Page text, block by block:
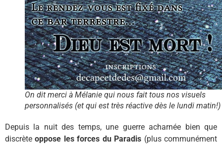
On dit merci à Mélanie qui nous fait tous nos visuels
personnalisés (et qui est très réactive dès le lundi matin!)
Depuis la nuit des temps, une guerre acharnée bien que
discrète oppose les forces du Paradis (plus communément